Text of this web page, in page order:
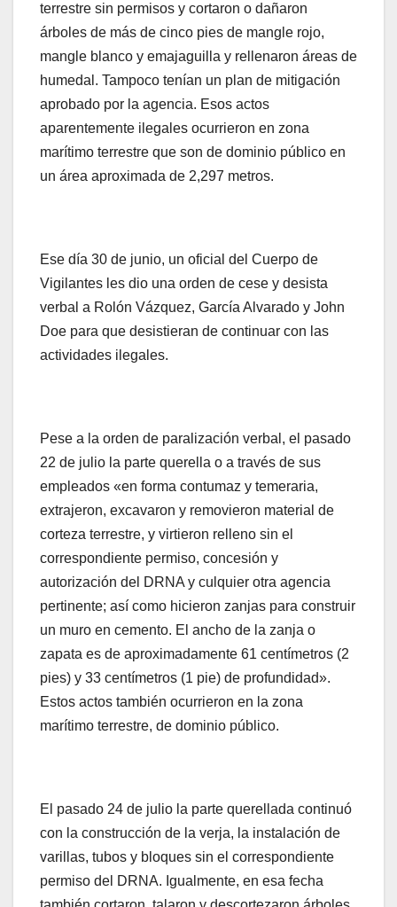
terrestre sin permisos y cortaron o dañaron
árboles de más de cinco pies de mangle rojo,
mangle blanco y emajaguilla y rellenaron áreas de
humedal. Tampoco tenían un plan de mitigación
aprobado por la agencia. Esos actos
aparentemente ilegales ocurrieron en zona
marítimo terrestre que son de dominio público en
un área aproximada de 2,297 metros.
Ese día 30 de junio, un oficial del Cuerpo de
Vigilantes les dio una orden de cese y desista
verbal a Rolón Vázquez, García Alvarado y John
Doe para que desistieran de continuar con las
actividades ilegales.
Pese a la orden de paralización verbal, el pasado
22 de julio la parte querella o a través de sus
empleados «en forma contumaz y temeraria,
extrajeron, excavaron y removieron material de
corteza terrestre, y virtieron relleno sin el
correspondiente permiso, concesión y
autorización del DRNA y culquier otra agencia
pertinente; así como hicieron zanjas para construir
un muro en cemento. El ancho de la zanja o
zapata es de aproximadamente 61 centímetros (2
pies) y 33 centímetros (1 pie) de profundidad».
Estos actos también ocurrieron en la zona
marítimo terrestre, de dominio público.
El pasado 24 de julio la parte querellada continuó
con la construcción de la verja, la instalación de
varillas, tubos y bloques sin el correspondiente
permiso del DRNA. Igualmente, en esa fecha